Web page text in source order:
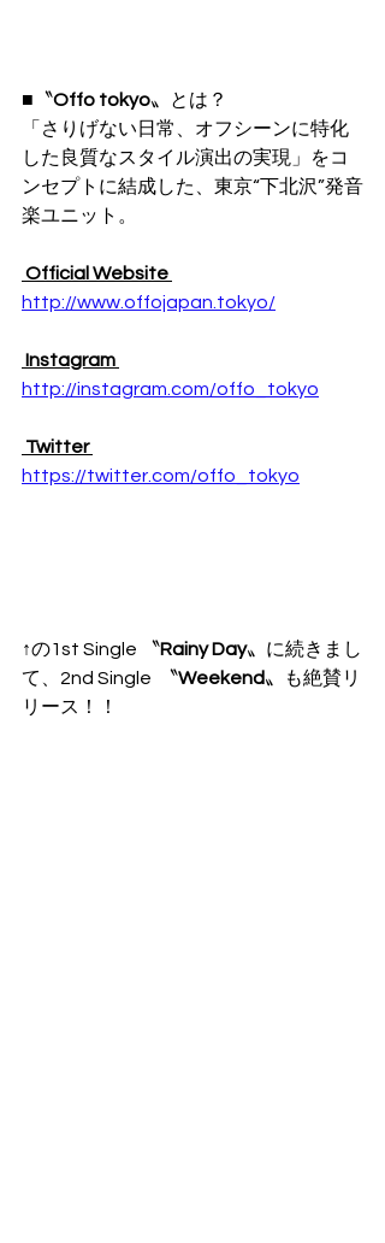
■〝Offo tokyo〟とは？
「さりげない日常、オフシーンに特化
した良質なスタイル演出の実現」をコ
ンセプトに結成した、東京“下北沢”発音
楽ユニット。
Official Website
http://www.offojapan.tokyo/
Instagram
http://instagram.com/offo_tokyo
Twitter
https://twitter.com/offo_tokyo
↑の1st Single 〝Rainy Day〟に続きまし
て、2nd Single  〝Weekend〟も絶賛リ
リース！！